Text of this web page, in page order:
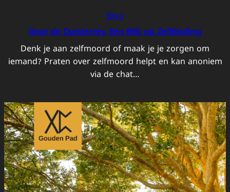
Blog
Door de Duisternis: Een Blik op Zelfdoding
Denk je aan zelfmoord of maak je je zorgen om
iemand? Praten over zelfmoord helpt en kan anoniem
via de chat…